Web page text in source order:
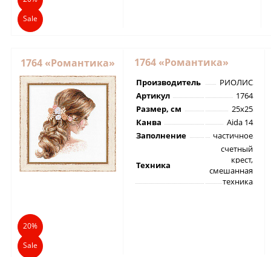
Sale
1764 «Романтика»
20%
Sale
1764 «Романтика»
Производитель
РИОЛИС
Артикул
1764
Размер, см
25х25
Канва
Aida 14
Заполнение
частичное
Техника
счетный
крест,
смешанная
техника